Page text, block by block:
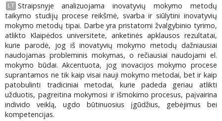
LT Straipsnyje analizuojama inovatyvių mokymo metodų
taikymo studijų procese reikšmė, svarba ir siūlytini inovatyvių
mokymo metodų tipai. Darbe yra pristatomi žvalgybinio tyrimo,
atlikto Klaipėdos universitete, anketinės apklausos rezultatai,
kurie parodė, jog iš inovatyvių mokymo metodų dažniausiai
naudojamas probleminis mokymas, o rečiausiai naudojami el.
mokymo būdai. Akcentuota, jog inovacijos mokymo procese
suprantamos ne tik kaip visai nauji mokymo metodai, bet ir kaip
patobulinti tradiciniai metodai, kurie padeda geriau atlikti
užduotis, pagreitina mokymosi ir išmokimo procesus, paįvairina
individo veiklą, ugdo būtinuosius įgūdžius, gebėjimus bei
kompetencijas.